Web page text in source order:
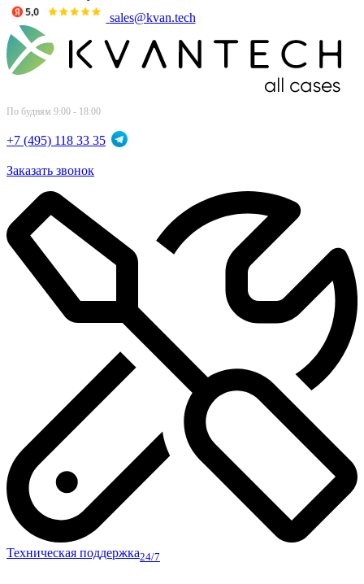
sales@kvan.tech
По будням 9:00 - 18:00
+7 (495) 118 33 35
Заказать звонок
Техническая поддержка24/7